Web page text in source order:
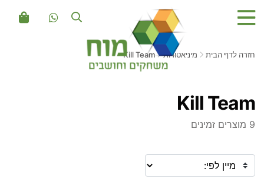
חזרה לדף הבית מיניאטורות Kill Team
Kill Team
9 מוצרים זמינים